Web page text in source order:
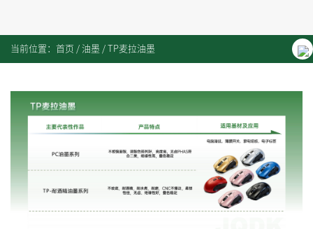
当前位置： 首页 / 油墨 / TP麦拉油墨